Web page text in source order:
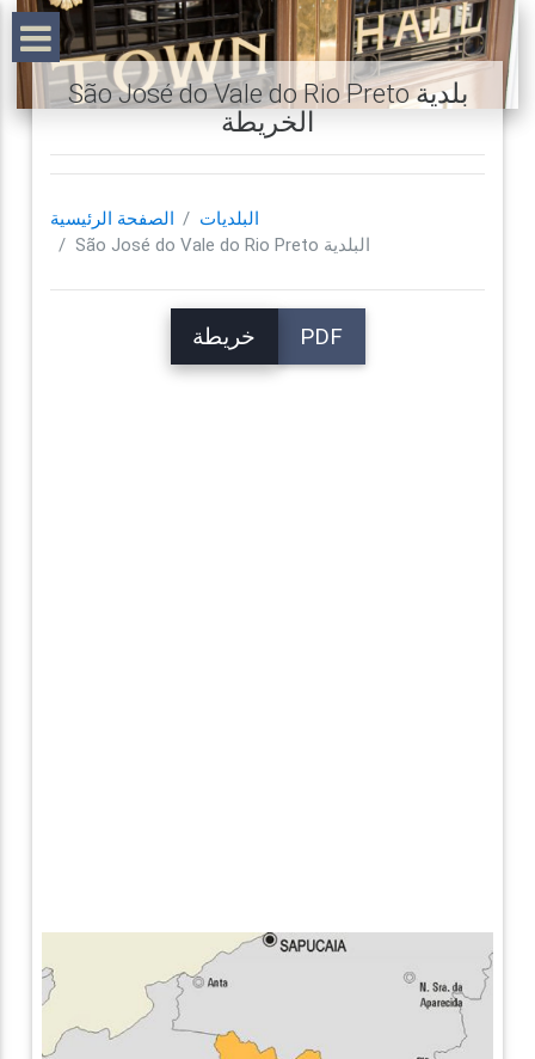
São José do Vale do Rio Preto بلدية
الخريطة
الصفحة الرئيسية
البلديات
São José do Vale do Rio Preto البلدية
خريطة PDF